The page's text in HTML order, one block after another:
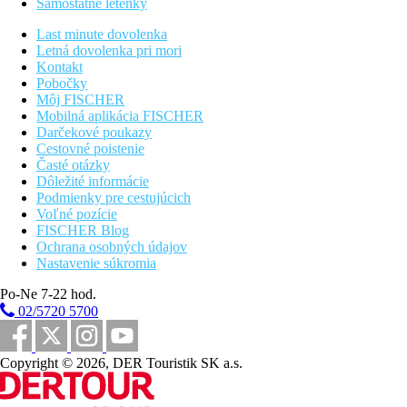
Raňajky
Raňajky formou bufetu
Polpenzia
Raňajky a večera formou bufetu
večere formou bufetu alebo počas tematických večerí
klient dostane kredit, ktorý môže použiť na tematickú
večeru ( kredit je platný len na jedlo)
All Inclusive
Raňajky, obedy a večere formou bufetu sa budú podávať
v bufetovej reštaurácii Jalun
Vybrané alkoholické a nealkoholické nápoje (Yamba rock
- bar pri bazéne a bufetová reštaurácia Jalun)
Športová ponuka
Bezplatné: fitness
Internet
Bezplatné: wifi v hoteli a na izbách
Web
Last minute dovolenka
Letná dovolenka pri mori
Kontakt
Pobočky
Môj FISCHER
Mobilná aplikácia FISCHER
Darčekové poukazy
Cestovné poistenie
Časté otázky
Dôležité informácie
Podmienky pre cestujúcich
Voľné pozície
FISCHER Blog
Ochrana osobných údajov
Nastavenie súkromia
Po-Ne 7-22 hod.
02/5720 5700
Copyright © 2026, DER Touristik SK a.s.